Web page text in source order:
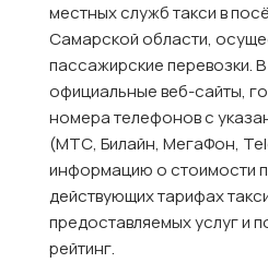
местных служб такси в
Самарской области,
пассажирские перевозки.
официальные веб-сайты,
номера телефонов с
(МТС, Билайн, МегаФон,
информацию о стоимости
действующих тарифах
предоставляемых услуг и
рейтинг.